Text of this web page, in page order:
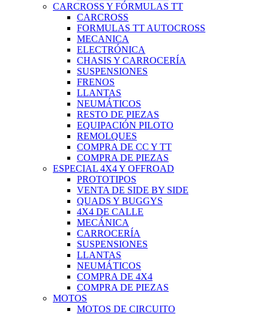
CARCROSS Y FÓRMULAS TT
CARCROSS
FORMULAS TT AUTOCROSS
MECANICA
ELECTRÓNICA
CHASIS Y CARROCERÍA
SUSPENSIONES
FRENOS
LLANTAS
NEUMÁTICOS
RESTO DE PIEZAS
EQUIPACIÓN PILOTO
REMOLQUES
COMPRA DE CC Y TT
COMPRA DE PIEZAS
ESPECIAL 4X4 Y OFFROAD
PROTOTIPOS
VENTA DE SIDE BY SIDE
QUADS Y BUGGYS
4X4 DE CALLE
MECÁNICA
CARROCERÍA
SUSPENSIONES
LLANTAS
NEUMÁTICOS
COMPRA DE 4X4
COMPRA DE PIEZAS
MOTOS
MOTOS DE CIRCUITO